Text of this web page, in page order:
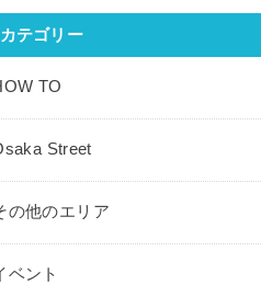
カテゴリー
TO
Street
の他のエリア
ベント